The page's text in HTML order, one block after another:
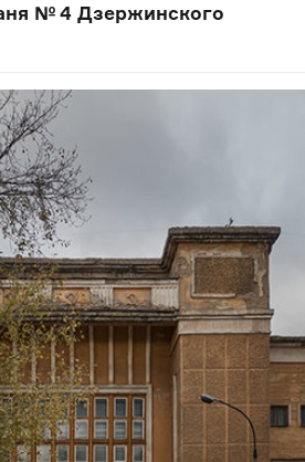
№ 4 Дзержинского